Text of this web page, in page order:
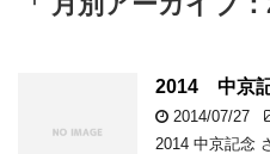
2014 中京
2014/07/27
2014 中京記念